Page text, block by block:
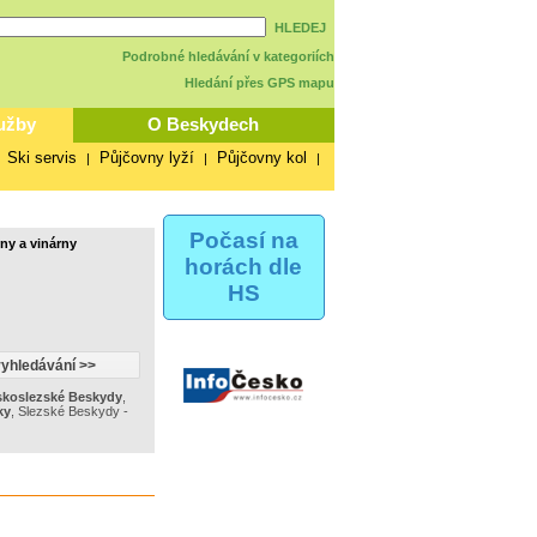
HLEDEJ
Podrobné hledávání v kategoriích
Hledání přes GPS mapu
O Beskydech
Ski servis | Půjčovny lyží | Půjčovny kol |
Počasí na
horách dle
HS
a vinárny
Beskydy,
, Slezské Beskydy -